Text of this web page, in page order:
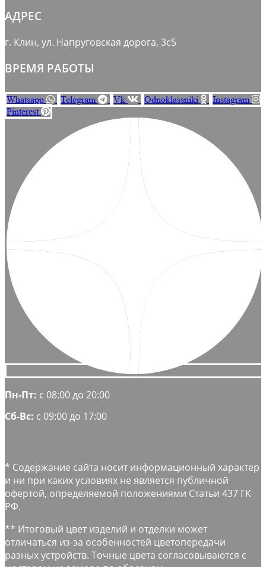
АДРЕС
г. Клин, ул. Напруговская дорога, 3с5
ВРЕМЯ РАБОТЫ
Whatsapp Telegram Vk Odnoklassniki
Instagram
Pinterest
Пн-Пт: с 08:00 до 20:00
Сб-Вс: с 09:00 до 17:00
* Содержание сайта носит информационный характер
и ни при каких условиях не является публичной
офертой, определяемой положениями Статьи 437 ГК
РФ.
** Итоговый цвет изделий и отделки может
отличаться из-за особенностей цветопередачи
разных устройств. Точные цвета согласовываются с